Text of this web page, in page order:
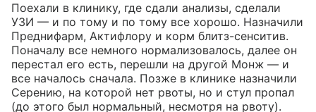
Поехали в клинику, где сдали анализы, сделали
УЗИ — и по тому и по тому все хорошо. Назначили
Преднифарм, Актифлору и корм блитз-сенситив.
Поначалу все немного нормализовалось, далее он
перестал его есть, перешли на другой Монж — и
все началось сначала. Позже в клинике назначили
Серению, на которой нет рвоты, но и стул пропал
(до этого был нормальный, несмотря на рвоту).